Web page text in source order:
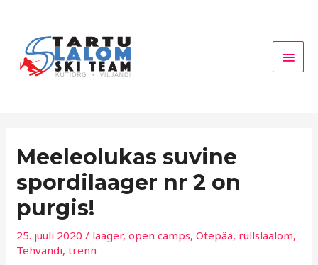
content
Meeleolukas suvine
spordilaager nr 2 on
purgis!
25. juuli 2020/ laager,open camps,Otepää, rullslaalom,
Tehvandi,trenn